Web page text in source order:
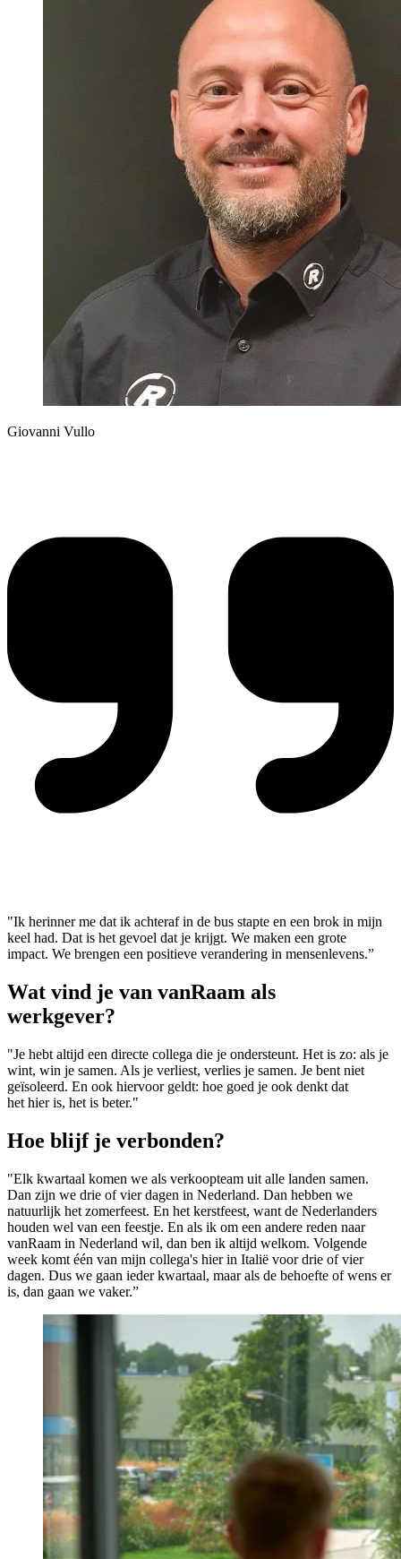
Giovanni Vullo
"Ik herinner me dat ik achteraf in de bus stapte en een brok in mijn
keel had. Dat is het gevoel dat je krijgt. We maken een grote
impact. We brengen een positieve verandering in mensenlevens.”
Wat vind je van vanRaam als
werkgever?
"Je hebt altijd een directe collega die je ondersteunt. Het is zo: als je
wint, win je samen. Als je verliest, verlies je samen. Je bent niet
geïsoleerd. En ook hiervoor geldt: hoe goed je ook denkt dat
het hier is, het is beter."
Hoe blijf je verbonden?
"Elk kwartaal komen we als verkoopteam uit alle landen samen.
Dan zijn we drie of vier dagen in Nederland. Dan hebben we
natuurlijk het zomerfeest. En het kerstfeest, want de Nederlanders
houden wel van een feestje. En als ik om een andere reden naar
vanRaam in Nederland wil, dan ben ik altijd welkom. Volgende
week komt één van mijn collega's hier in Italië voor drie of vier
dagen. Dus we gaan ieder kwartaal, maar als de behoefte of wens er
is, dan gaan we vaker.”